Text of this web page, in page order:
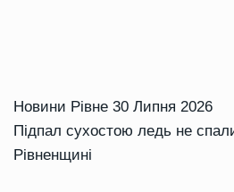
Новини Рівне 30 Липня 2026
Підпал сухостою ледь не
Рівненщині